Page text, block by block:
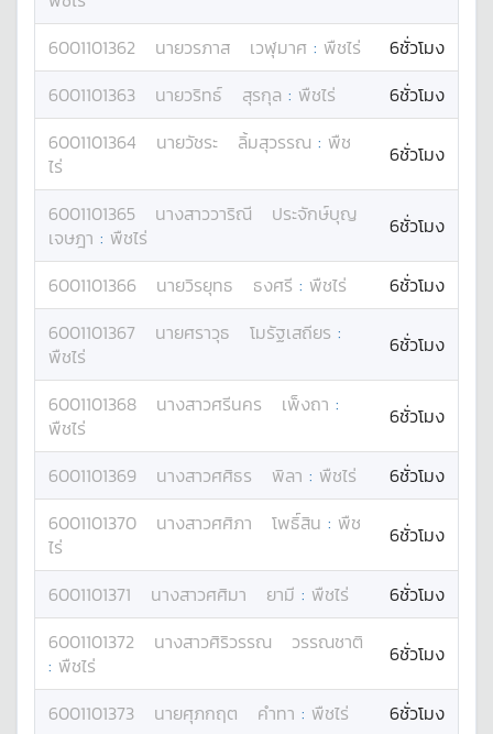
6001101362 นายวรภาส เวฬุมาศ : พืชไร่
6ชั่วโมง
6001101363
นายวริทธ์ สุรกุล : พืชไร่
6ชั่วโมง
6001101364
นายวัชระ ลิ้มสุวรรณ : พืช
ไร่
6ชั่วโมง
6001101365 นางสาววาริณี
ประจักษ์บุญ
เจษฎา : พืชไร่ 6ชั่วโมง
6001101366 นายวิรยุทธ ธงศรี : พืชไร่
6ชั่วโมง
6001101367
นายศราวุธ โมรัฐเสถียร :
พืชไร่
6ชั่วโมง
6001101368 นางสาวศรีนคร เพ็งถา :
พืชไร่
6ชั่วโมง
6001101369 นางสาวศศิธร พิลา : พืชไร่
6ชั่วโมง
6001101370
นางสาวศศิภา โพธิ์สิน : พืช
ไร่
6ชั่วโมง
6001101371 นางสาวศศิมา ยามี : พืชไร่
6ชั่วโมง
6001101372
นางสาวศิริวรรณ
วรรณชาติ
: พืชไร่ 6ชั่วโมง
6001101373 นายศุภกฤต คำทา : พืชไร่
6ชั่วโมง